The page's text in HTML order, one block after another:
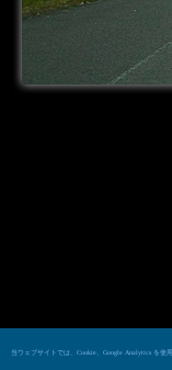
当ウェブサイトでは、Cookie、Google Analytics を